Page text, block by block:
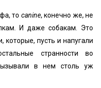
то canine, конечно же, не
И даже собакам. Это
которые, пусть и напугали
странности во
в нем столь уж